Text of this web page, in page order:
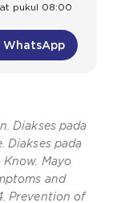
pukul 08:00
WhatsApp
Diakses pada
Diakses pada
Mayo
and
Prevention of